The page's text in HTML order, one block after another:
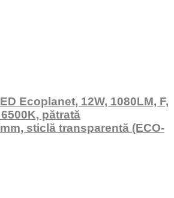
Ecoplanet, 12W, 1080LM, F,
pătrată
sticlă transparentă (ECO-